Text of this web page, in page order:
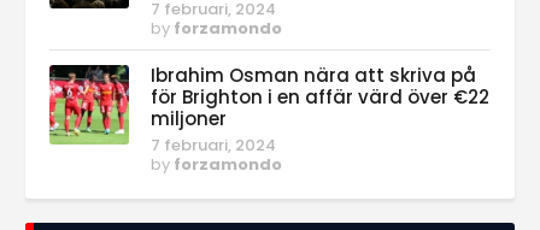
7 februari, 2024
by forzamondo
Ibrahim Osman nära att skriva på
för Brighton i en affär värd över €22
miljoner
7 februari, 2024
by forzamondo